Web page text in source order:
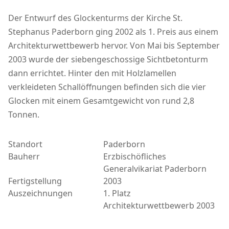
Der Entwurf des Glockenturms der Kirche St.
Stephanus Paderborn ging 2002 als 1. Preis aus einem
Architekturwettbewerb hervor. Von Mai bis September
2003 wurde der siebengeschossige Sichtbetonturm
dann errichtet. Hinter den mit Holzlamellen
verkleideten Schallöffnungen befinden sich die vier
Glocken mit einem Gesamtgewicht von rund 2,8
Tonnen.
Standort
Paderborn
Bauherr
Erzbischöfliches
Generalvikariat Paderborn
Fertigstellung
2003
Auszeichnungen
1. Platz
Architekturwettbewerb 2003